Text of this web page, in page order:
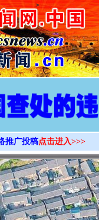
>
推广投稿点击进入>>>